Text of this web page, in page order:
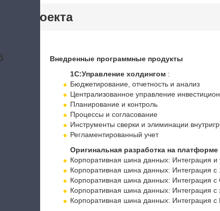
проекта
Внедренные программные продукты
1С:Управление холдингом:
Бюджетирование, отчетность и анализ
Централизованное управление
Планирование и контроль
Процессы и согласование
Инструменты сверки и элиминации
Регламентированный учет
Оригинальная разработка на
Корпоративная шина данных: Интеграция
Корпоративная шина данных: Интеграция с
Корпоративная шина данных: Интеграция с
Корпоративная шина данных: Интеграция с
Корпоративная шина данных: Интеграция с